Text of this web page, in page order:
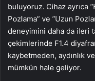
buluyoruz. Cihaz ayrıca
Pozlama” ve “Uzun
deneyimini daha da ileri
çekimlerinde F1.4
kaybetmeden, aydınlık
mümkün hale geliyor.